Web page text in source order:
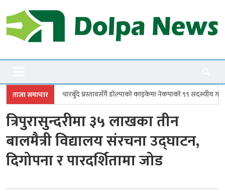
to
content
Dolpanews
ताजा समाचार
डाेल्पाकाे काइकेमा नेकपाकाे ९९ सदस्यीय गाउँ समिति गठन डोल्पामा
त्रिपुरासुन्दरीमा ३५ लाखका तीन
बालमैत्री विद्यालय संरचना उद्घाटन,
दिगोपना र पारदर्शितामा जोड